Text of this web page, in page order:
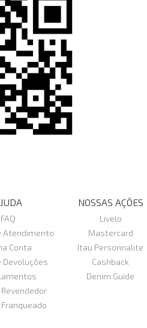
FAQ
Atendimento
Conta
Devoluções
NOSSAS AÇÕES
Livelo
Mastercard
Itau Personnalite
Cashback
Denim Guide